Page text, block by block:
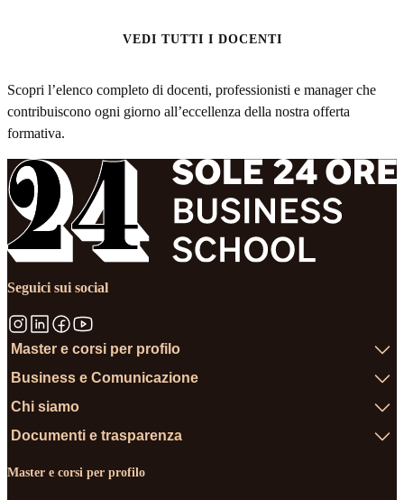
VEDI TUTTI I DOCENTI
Scopri l’elenco completo di docenti, professionisti e manager che
contribuiscono ogni giorno all’eccellenza della nostra offerta
formativa.
Seguici sui social
Master e corsi per profilo
Business e Comunicazione
Chi siamo
Documenti e trasparenza
Master e corsi per profilo